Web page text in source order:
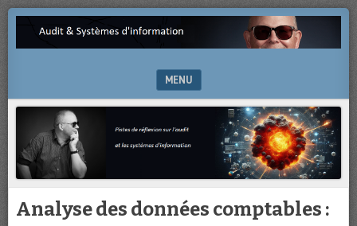
AUDIT
D'INFORMATION
Pistes
et
systèmes
d’information
MENU
SKIP TO CONTENT
Analyse des données comptables :